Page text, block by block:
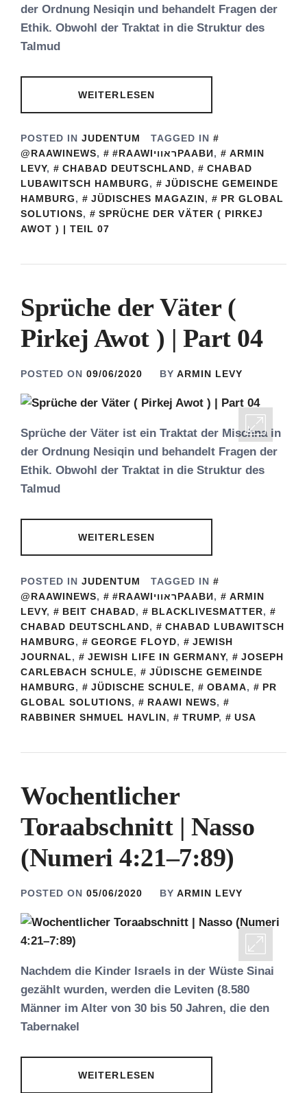
der Ordnung Nesiqin und behandelt Fragen der
Ethik. Obwohl der Traktat in die Struktur des
Talmud
WEITERLESEN
POSTED IN JUDENTUM
TAGGED IN
@RAAWINEWS, #RAAWIראוויРААВИ,
ARMIN
LEVY, CHABAD DEUTSCHLAND,
CHABAD
LUBAWITSCH HAMBURG,
JÜDISCHE GEMEINDE
HAMBURG, JÜDISCHES MAGAZIN,
PR GLOBAL
SOLUTIONS,
SPRÜCHE DER VÄTER ( PIRKEJ
AWOT ) | TEIL 07
Sprüche der Väter (
Pirkej Awot ) | Part 04
POSTED ON 09/06/2020 BY ARMIN LEVY
Sprüche der Väter ist ein Traktat der Mischna in
der Ordnung Nesiqin und behandelt Fragen der
Ethik. Obwohl der Traktat in die Struktur des
Talmud
WEITERLESEN
POSTED IN JUDENTUM
TAGGED IN
@RAAWINEWS, #RAAWIראוויРААВИ,
ARMIN
LEVY, BEIT CHABAD, BLACKLIVESMATTER,
CHABAD DEUTSCHLAND,
CHABAD LUBAWITSCH
HAMBURG, GEORGE FLOYD,
JEWISH
JOURNAL, JEWISH LIFE IN GERMANY,
JOSEPH
CARLEBACH SCHULE,
JÜDISCHE GEMEINDE
HAMBURG, JÜDISCHE SCHULE, OBAMA,
PR
GLOBAL SOLUTIONS, RAAWI NEWS,
RABBINER SHMUEL HAVLIN, TRUMP, USA
Wochentlicher
Toraabschnitt | Nasso
(Numeri 4:21–7:89)
POSTED ON 05/06/2020 BY ARMIN LEVY
Nachdem die Kinder Israels in der Wüste Sinai
gezählt wurden, werden die Leviten (8.580
Männer im Alter von 30 bis 50 Jahren, die den
Tabernakel
WEITERLESEN